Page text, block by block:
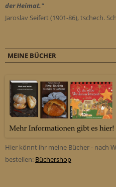
der Heimat."
Jaroslav Seifert (1901-86), tschech.
MEINE BÜCHER
Hier könnt ihr meine Bücher - nach
bestellen: Büchershop